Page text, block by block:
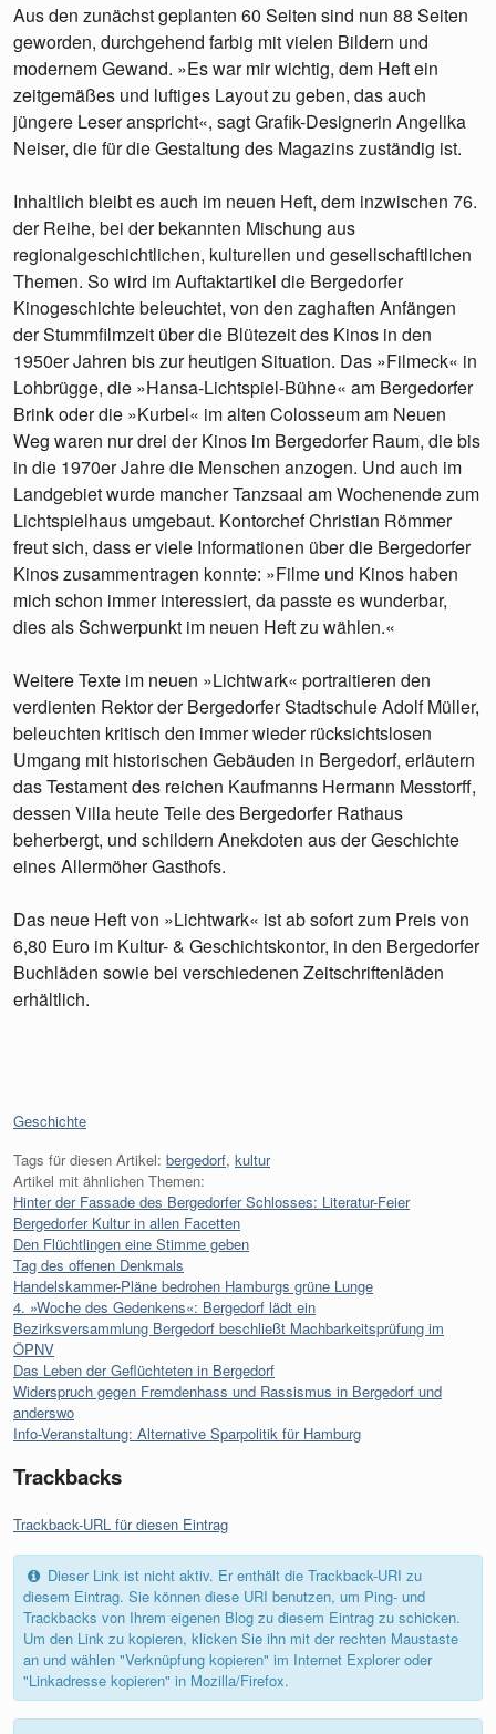
Aus den zunächst geplanten 60 Seiten sind nun 88 Seiten
geworden, durchgehend farbig mit vielen Bildern und
modernem Gewand. »Es war mir wichtig, dem Heft ein
zeitgemäßes und luftiges Layout zu geben, das auch
jüngere Leser anspricht«, sagt Grafik-Designerin Angelika
Neiser, die für die Gestaltung des Magazins zuständig ist.
Inhaltlich bleibt es auch im neuen Heft, dem inzwischen 76.
der Reihe, bei der bekannten Mischung aus
regionalgeschichtlichen, kulturellen und gesellschaftlichen
Themen. So wird im Auftaktartikel die Bergedorfer
Kinogeschichte beleuchtet, von den zaghaften Anfängen
der Stummfilmzeit über die Blütezeit des Kinos in den
1950er Jahren bis zur heutigen Situation. Das »Filmeck« in
Lohbrügge, die »Hansa-Lichtspiel-Bühne« am Bergedorfer
Brink oder die »Kurbel« im alten Colosseum am Neuen
Weg waren nur drei der Kinos im Bergedorfer Raum, die bis
in die 1970er Jahre die Menschen anzogen. Und auch im
Landgebiet wurde mancher Tanzsaal am Wochenende zum
Lichtspielhaus umgebaut. Kontorchef Christian Römmer
freut sich, dass er viele Informationen über die Bergedorfer
Kinos zusammentragen konnte: »Filme und Kinos haben
mich schon immer interessiert, da passte es wunderbar,
dies als Schwerpunkt im neuen Heft zu wählen.«
Weitere Texte im neuen »Lichtwark« portraitieren den
verdienten Rektor der Bergedorfer Stadtschule Adolf Müller,
beleuchten kritisch den immer wieder rücksichtslosen
Umgang mit historischen Gebäuden in Bergedorf, erläutern
das Testament des reichen Kaufmanns Hermann Messtorff,
dessen Villa heute Teile des Bergedorfer Rathaus
beherbergt, und schildern Anekdoten aus der Geschichte
eines Allermöher Gasthofs.
Das neue Heft von »Lichtwark« ist ab sofort zum Preis von
6,80 Euro im Kultur- & Geschichtskontor, in den Bergedorfer
Buchläden sowie bei verschiedenen Zeitschriftenläden
erhältlich.
Kategorien:
Geschichte
Tags für diesen Artikel: bergedorf, kultur
Artikel mit ähnlichen Themen:
Hinter der Fassade des Bergedorfer Schlosses: Literatur-Feier
Bergedorfer Kultur in allen Facetten
Den Flüchtlingen eine Stimme geben
Tag des offenen Denkmals
Handelskammer-Pläne bedrohen Hamburgs grüne Lunge
4. »Woche des Gedenkens«: Bergedorf lädt ein
Bezirksversammlung Bergedorf beschließt Machbarkeitsprüfung im
ÖPNV
Das Leben der Geflüchteten in Bergedorf
Widerspruch gegen Fremdenhass und Rassismus in Bergedorf und
anderswo
Info-Veranstaltung: Alternative Sparpolitik für Hamburg
Trackbacks
Trackback-URL für diesen Eintrag
Dieser Link ist nicht aktiv. Er enthält die Trackback-URI zu
diesem Eintrag. Sie können diese URI benutzen, um Ping- und
Trackbacks von Ihrem eigenen Blog zu diesem Eintrag zu schicken.
Um den Link zu kopieren, klicken Sie ihn mit der rechten Maustaste
an und wählen "Verknüpfung kopieren" im Internet Explorer oder
"Linkadresse kopieren" in Mozilla/Firefox.